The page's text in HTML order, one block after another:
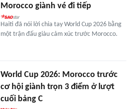
Morocco giành vé đi tiếp
Haiti đã nói lời chia tay World Cup 2026 bằng
một trận đấu giàu cảm xúc trước Morocco.
World Cup 2026: Morocco trước
cơ hội giành trọn 3 điểm ở lượt
cuối bảng C